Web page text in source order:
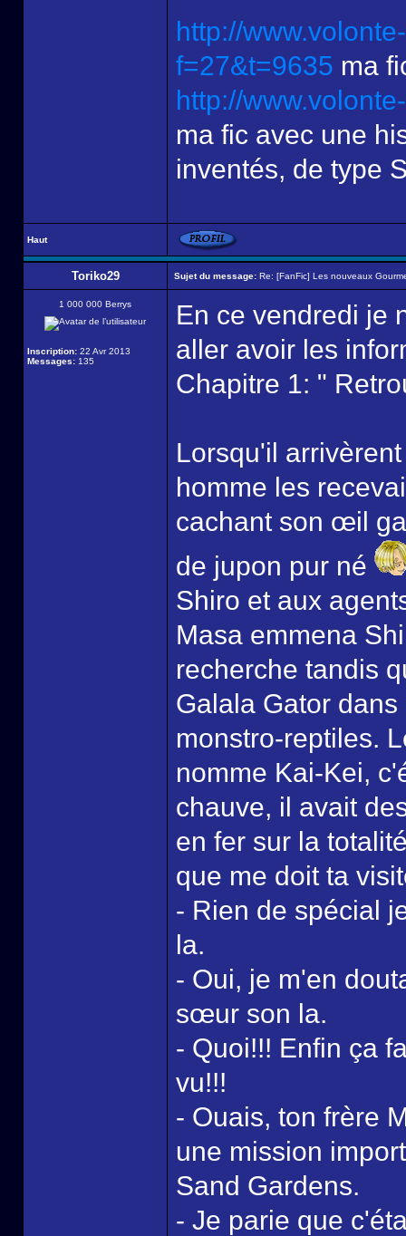
http://
f=27&t=9635 ma
http://
ma fic avec une
inventés, de type
Haut
Toriko29 Sujet du message: Re: [FanFic] Les nouveaux
1 000 000 Berrys
Inscription: 22 Avr 2013
Messages: 135
En ce vendredi je
aller avoir les
Chapitre 1: "
Lorsqu'il
homme les
cachant son œil
de jupon pur né
Shiro et aux
Masa emmena
recherche tandis
Galala Gator
monstro-reptiles.
nomme Kai-Kei,
chauve, il avait
en fer sur la
que me doit ta
- Rien de spécial
la.
- Oui, je m'en
sœur son la.
- Quoi!!! Enfin ça
vu!!!
- Ouais, ton frère
une mission
Sand Gardens.
- Je parie que